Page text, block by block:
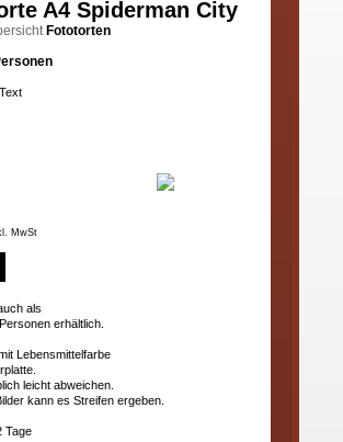
A4 Spiderman City
Fototorten
MwSt
als
erhältlich.
Lebensmittelfarbe
leicht abweichen.
kann es Streifen ergeben.
Tage